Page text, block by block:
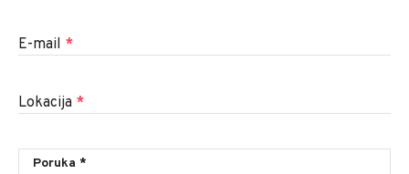
E-mail *
Lokacija *